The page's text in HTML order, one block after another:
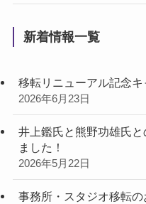
新着情報一覧
移転リニューアル記念
2026年6月23日
井上鑑氏と熊野功雄氏
ました！
2026年5月22日
事務所・スタジオ移転